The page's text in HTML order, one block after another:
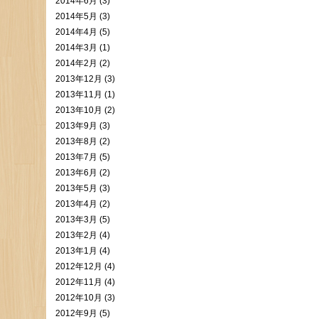
2014年5月 (3)
2014年4月 (5)
2014年3月 (1)
2014年2月 (2)
2013年12月 (3)
2013年11月 (1)
2013年10月 (2)
2013年9月 (3)
2013年8月 (2)
2013年7月 (5)
2013年6月 (2)
2013年5月 (3)
2013年4月 (2)
2013年3月 (5)
2013年2月 (4)
2013年1月 (4)
2012年12月 (4)
2012年11月 (4)
2012年10月 (3)
2012年9月 (5)